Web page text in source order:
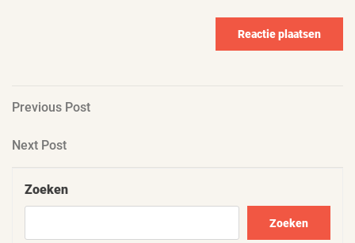
Berichtnavigatie
Previous
Previous Post
Next
Next Post
Zoeken
Zoeken